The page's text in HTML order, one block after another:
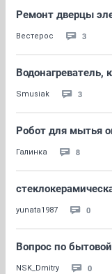
Ремонт дверцы
Вестерос 3
Водонагреватель,
Smusiak 3
Робот для мытья
Галинка 8
yunata1987 0
Вопрос по
NSK_Dmitry 0